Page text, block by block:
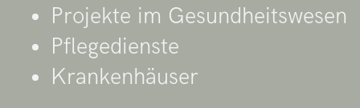
Projekte im Gesundheitswesen
Pflegedienste
Krankenhäuser